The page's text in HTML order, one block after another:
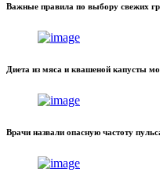
Важные правила по выбору свежих
Диета из мяса и квашеной капусты
Врачи назвали опасную частоту